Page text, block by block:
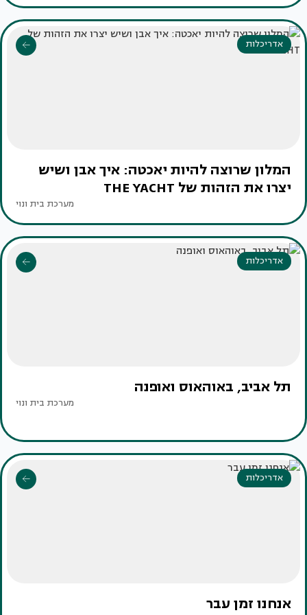
אדריכלות
המלון שרוצה להיות יאכטה: איך אבן ושיש
יצרו את הזהות של THE YACHT
מערכת בית ונוי
אדריכלות
תל אביב, באוהאוס ואופנה
מערכת בית ונוי
אדריכלות
אנחנו זמן עבר